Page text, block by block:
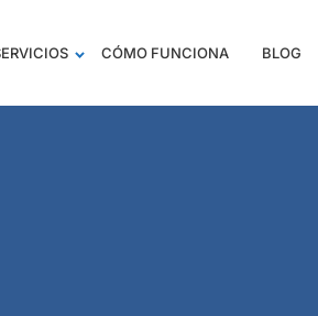
CÓMO FUNCIONA BLOG